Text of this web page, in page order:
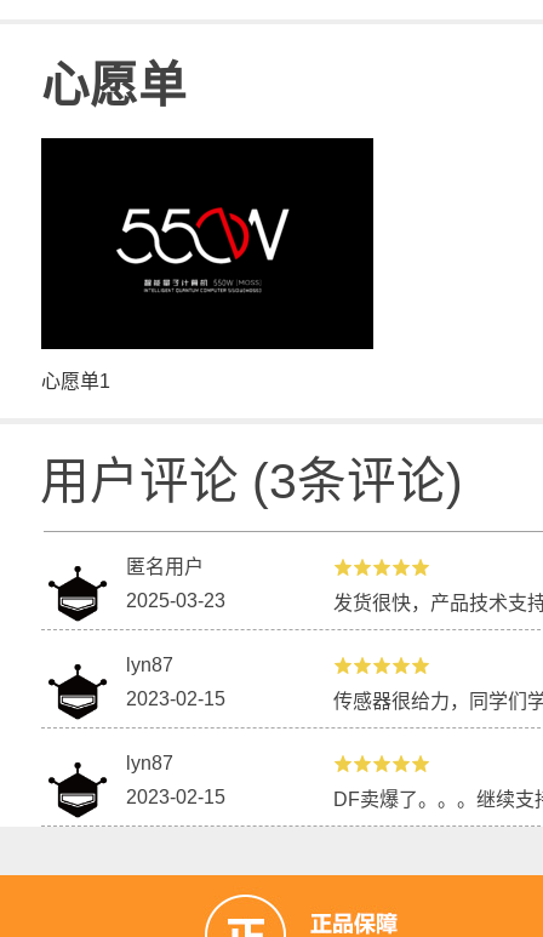
心愿单
心愿单1
用户评论 (3条评论)
匿名用户
2025-03-23
发货很快，产品技术支
lyn87
2023-02-15
传感器很给力，同学们
lyn87
2023-02-15
DF卖爆了。。。继续支